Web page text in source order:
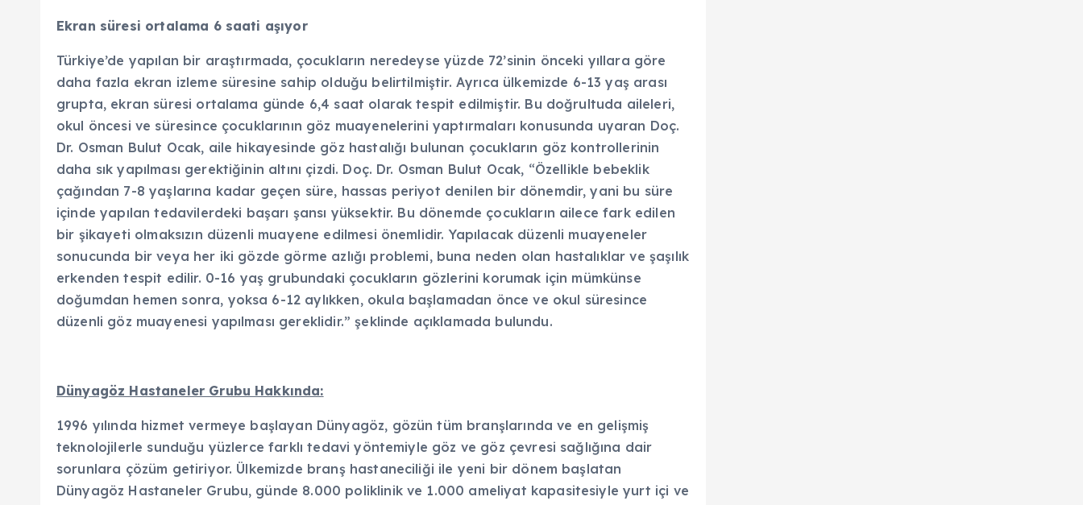
Ekran süresi ortalama 6 saati aşıyor
Türkiye’de yapılan bir araştırmada, çocukların neredeyse yüzde 72’sinin önceki yıllara göre
daha fazla ekran izleme süresine sahip olduğu belirtilmiştir. Ayrıca ülkemizde 6-13 yaş arası
grupta, ekran süresi ortalama günde 6,4 saat olarak tespit edilmiştir. Bu doğrultuda aileleri,
okul öncesi ve süresince çocuklarının göz muayenelerini yaptırmaları konusunda uyaran Doç.
Dr. Osman Bulut Ocak, aile hikayesinde göz hastalığı bulunan çocukların göz kontrollerinin
daha sık yapılması gerektiğinin altını çizdi. Doç. Dr. Osman Bulut Ocak, “Özellikle bebeklik
çağından 7-8 yaşlarına kadar geçen süre, hassas periyot denilen bir dönemdir, yani bu süre
içinde yapılan tedavilerdeki başarı şansı yüksektir. Bu dönemde çocukların ailece fark edilen
bir şikayeti olmaksızın düzenli muayene edilmesi önemlidir. Yapılacak düzenli muayeneler
sonucunda bir veya her iki gözde görme azlığı problemi, buna neden olan hastalıklar ve şaşılık
erkenden tespit edilir. 0-16 yaş grubundaki çocukların gözlerini korumak için mümkünse
doğumdan hemen sonra, yoksa 6-12 aylıkken, okula başlamadan önce ve okul süresince
düzenli göz muayenesi yapılması gereklidir.” şeklinde açıklamada bulundu.
Dünyagöz Hastaneler Grubu Hakkında:
1996 yılında hizmet vermeye başlayan Dünyagöz, gözün tüm branşlarında ve en gelişmiş
teknolojilerle sunduğu yüzlerce farklı tedavi yöntemiyle göz ve göz çevresi sağlığına dair
sorunlara çözüm getiriyor. Ülkemizde branş hastaneciliği ile yeni bir dönem başlatan
Dünyagöz Hastaneler Grubu, günde 8.000 poliklinik ve 1.000 ameliyat kapasitesiyle yurt içi ve